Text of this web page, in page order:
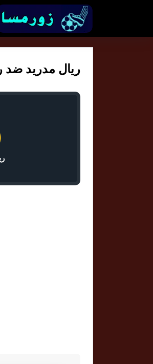
ريال مدريد ضد